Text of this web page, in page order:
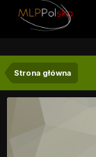
Strona główna